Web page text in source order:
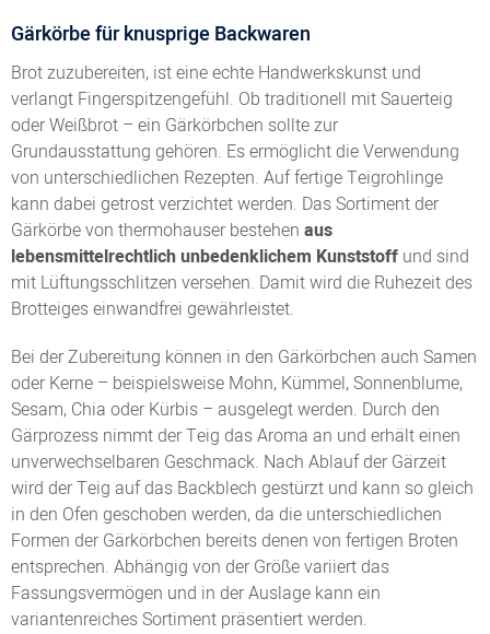
Gärkörbe für knusprige Backwaren
Brot zuzubereiten, ist eine echte Handwerkskunst und
verlangt Fingerspitzengefühl. Ob traditionell mit Sauerteig
oder Weißbrot – ein Gärkörbchen sollte zur
Grundausstattung gehören. Es ermöglicht die Verwendung
von unterschiedlichen Rezepten. Auf fertige Teigrohlinge
kann dabei getrost verzichtet werden. Das Sortiment der
Gärkörbe von thermohauser bestehen aus
lebensmittelrechtlich unbedenklichem Kunststoff und sind
mit Lüftungsschlitzen versehen. Damit wird die Ruhezeit des
Brotteiges einwandfrei gewährleistet.
Bei der Zubereitung können in den Gärkörbchen auch Samen
oder Kerne – beispielsweise Mohn, Kümmel, Sonnenblume,
Sesam, Chia oder Kürbis – ausgelegt werden. Durch den
Gärprozess nimmt der Teig das Aroma an und erhält einen
unverwechselbaren Geschmack. Nach Ablauf der Gärzeit
wird der Teig auf das Backblech gestürzt und kann so gleich
in den Ofen geschoben werden, da die unterschiedlichen
Formen der Gärkörbchen bereits denen von fertigen Broten
entsprechen. Abhängig von der Größe variiert das
Fassungsvermögen und in der Auslage kann ein
variantenreiches Sortiment präsentiert werden.